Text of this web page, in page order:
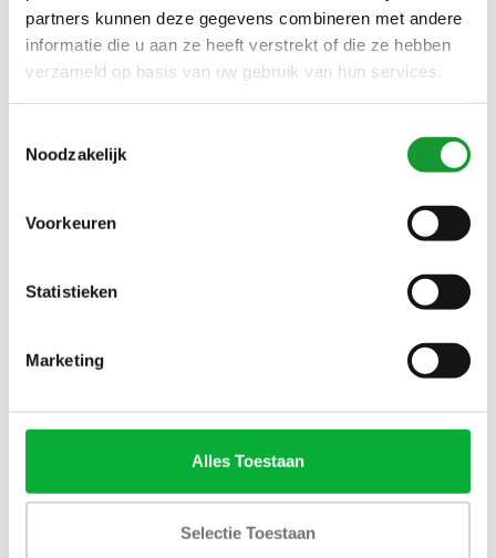
partners kunnen deze gegevens combineren met andere
informatie die u aan ze heeft verstrekt of die ze hebben
verzameld op basis van uw gebruik van hun services.
Noodzakelijk
Voorkeuren
Statistieken
Marketing
Alles Toestaan
Selectie Toestaan
KATOEN JERSEY PIQUE
Bekijk alle
MOUWINZET BEIGE BRUIN
maten
DESOTO BRUIN
STRUCTUUR LINNEN LOOK
SALE-51% SALE-41%